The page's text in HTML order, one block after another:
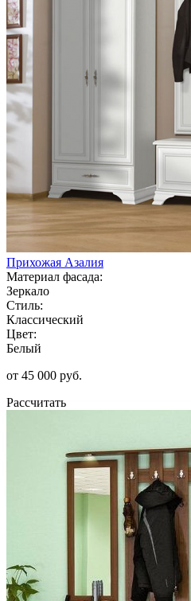
Прихожая Азалия
Материал фасада:
Зеркало
Стиль:
Классический
Цвет:
Белый
от 45 000 руб.
Рассчитать